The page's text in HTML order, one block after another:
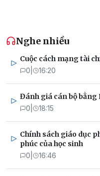
Nghe nhiều
Cuộc cách mạng tài
0 16:20
Đánh giá cán bộ bằng
0 18:15
Chính sách giáo dục
phúc của học sinh
0 16:46